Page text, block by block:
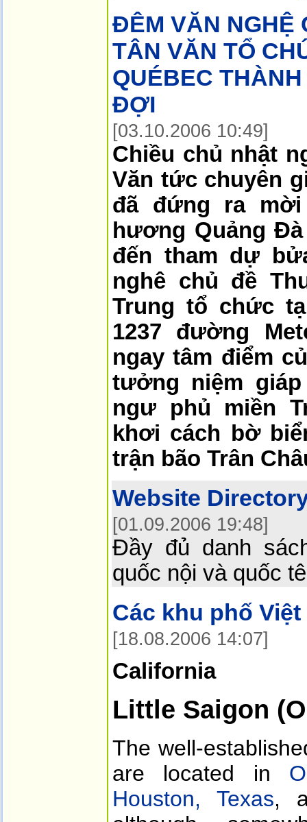
ĐÊM VĂN NGHỆ
TÂN VĂN TỔ
QUÉBEC
ĐỢI
[03.10.2006 10:49]
Chiều chủ nhật
Văn tức chuyên
đã đứng ra
hương Quảng
đến tham dự
nghê chủ đề
Trung tổ chức
1237 đường
ngay tâm điểm
tưởng niệm
ngư phủ miền
khơi cách bờ
trận bão Trân
Website
[01.09.2006 19:48]
Đầy đủ danh
quốc nội và quốc tê
Các khu phố Việt
[18.08.2006 14:07]
California
Little Saigon
The well-
are located in
Houston, Texas,